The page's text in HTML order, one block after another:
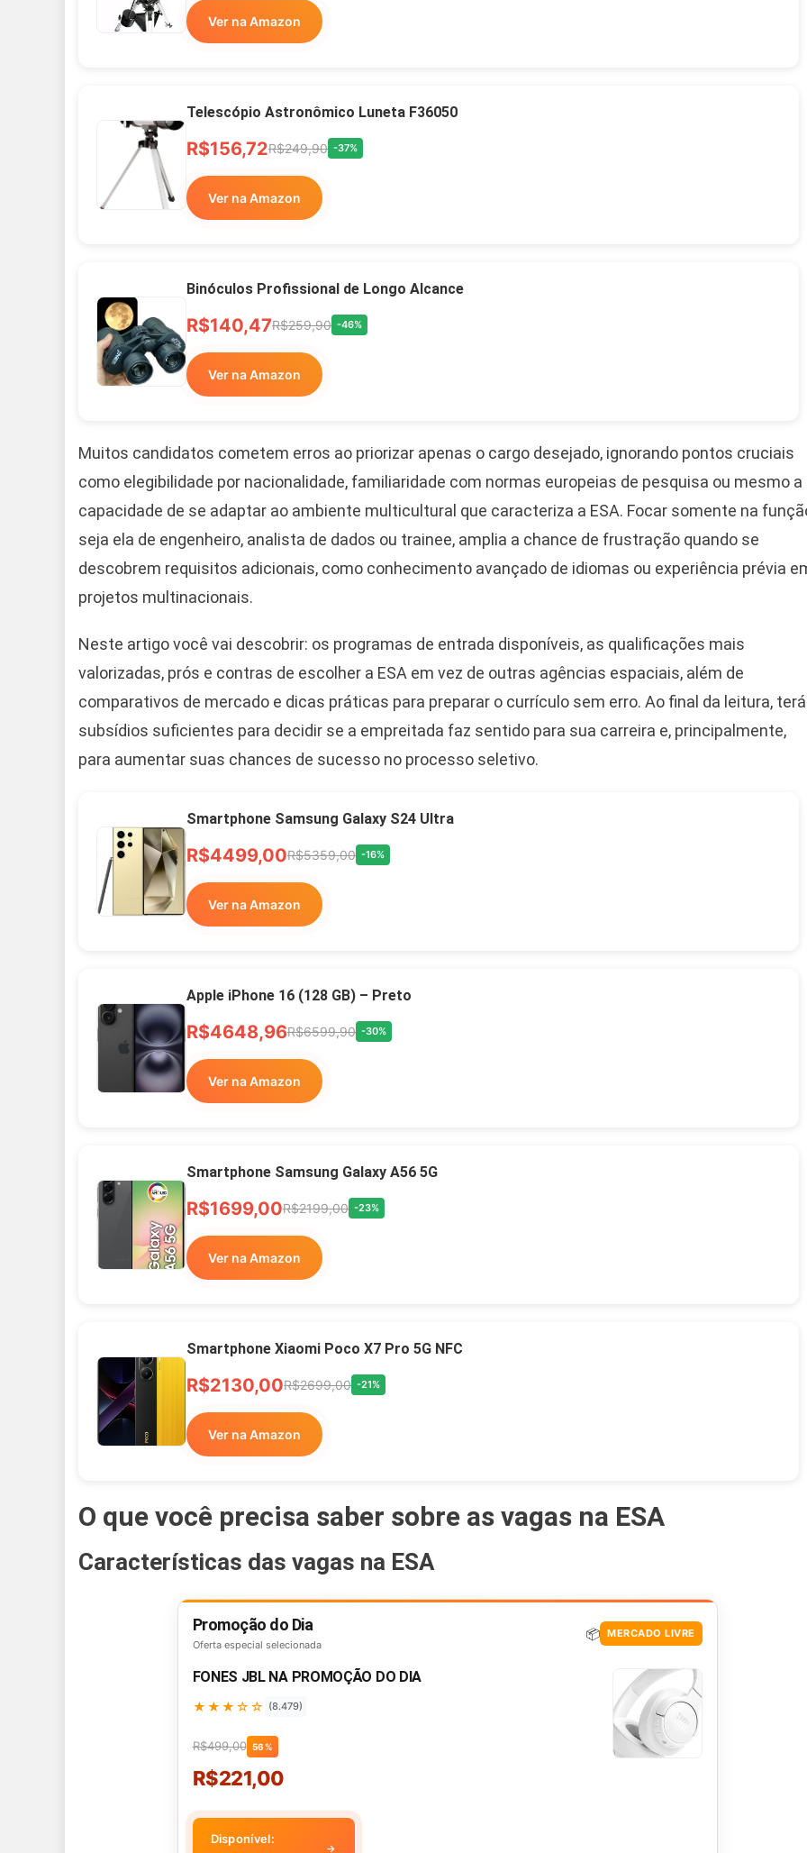
Ver na Amazon
Telescópio Astronômico Luneta F36050
R$156,72R$249,90 -37%
Ver na Amazon
Binóculos Profissional de Longo Alcance
R$140,47R$259,90 -46%
Ver na Amazon
Muitos candidatos cometem erros ao priorizar apenas o cargo desejado, ignorando pontos cruciais
como elegibilidade por nacionalidade, familiaridade com normas europeias de pesquisa ou mesmo a
capacidade de se adaptar ao ambiente multicultural que caracteriza a ESA. Focar somente na
seja ela de engenheiro, analista de dados ou trainee, amplia a chance de frustração quando se
descobrem requisitos adicionais, como conhecimento avançado de idiomas ou experiência prévia
projetos multinacionais.
Neste artigo você vai descobrir: os programas de entrada disponíveis, as qualificações mais
valorizadas, prós e contras de escolher a ESA em vez de outras agências espaciais, além de
comparativos de mercado e dicas práticas para preparar o currículo sem erro. Ao final da leitura, terá
subsídios suficientes para decidir se a empreitada faz sentido para sua carreira e, principalmente,
para aumentar suas chances de sucesso no processo seletivo.
Smartphone Samsung Galaxy S24 Ultra
R$4499,00R$5359,00 -16%
Ver na Amazon
Apple iPhone 16 (128 GB) – Preto
R$4648,96R$6599,90 -30%
Ver na Amazon
Smartphone Samsung Galaxy A56 5G
R$1699,00R$2199,00 -23%
Ver na Amazon
Smartphone Xiaomi Poco X7 Pro 5G NFC
R$2130,00R$2699,00 -21%
Ver na Amazon
O que você precisa saber sobre as vagas na ESA
Características das vagas na ESA
Promoção do Dia
Oferta especial selecionada
📦 MERCADO LIVRE
FONES JBL NA PROMOÇÃO DO DIA
★★★☆☆ (8.479)
R$499,00 56%
R$221,00
Disponível:
→